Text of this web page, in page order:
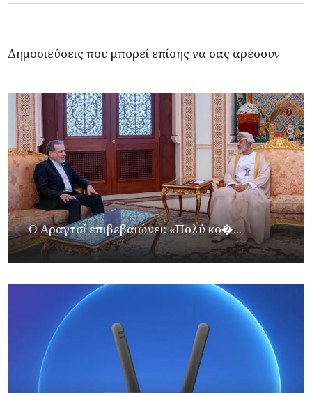
Δημοσιεύσεις που μπορεί επίσης να σας αρέσουν
Ο Αραγτσί επιβεβαιώνει: «Πολύ κο�...